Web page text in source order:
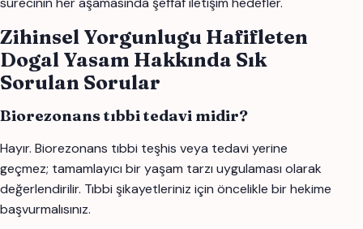
Zihinsel Yorgunlugu Hafifleten
Dogal Yasam Hakkında Sık
Sorulan Sorular
Biorezonans tıbbi tedavi midir?
Hayır. Biorezonans tıbbi teşhis veya tedavi yerine
geçmez; tamamlayıcı bir yaşam tarzı uygulaması olarak
değerlendirilir. Tıbbi şikayetleriniz için öncelikle bir hekime
başvurmalısınız.